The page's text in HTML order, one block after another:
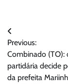
Navegação
de
Post
Previous:
Combinado (TO):
partidária decide
da prefeita